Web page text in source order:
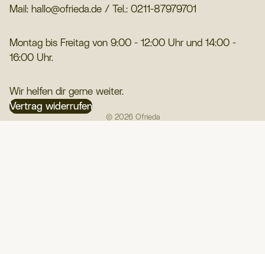
Mail: hallo@ofrieda.de / Tel.: 0211-87979701
Montag bis Freitag von 9:00 - 12:00 Uhr und 14:00 -
16:00 Uhr.
Wir helfen dir gerne weiter.
Vertrag widerrufen
© 2026 Ofrieda